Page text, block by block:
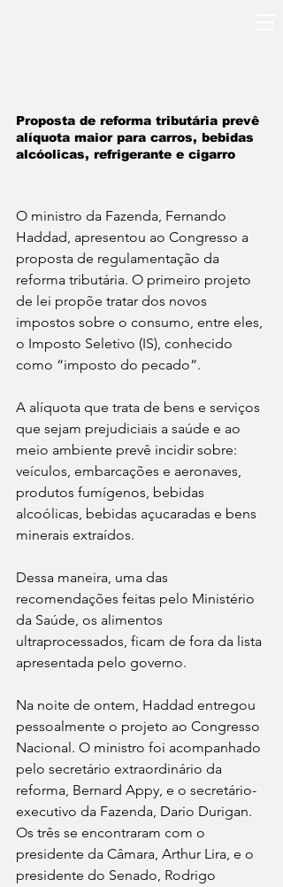
Proposta de reforma tributária prevê
alíquota maior para carros, bebidas
alcóolicas, refrigerante e cigarro
O ministro da Fazenda, Fernando
Haddad, apresentou ao Congresso a
proposta de regulamentação da
reforma tributária. O primeiro projeto
de lei propõe tratar dos novos
impostos sobre o consumo, entre eles,
o Imposto Seletivo (IS), conhecido
como “imposto do pecado”.
A alíquota que trata de bens e serviços
que sejam prejudiciais a saúde e ao
meio ambiente prevê incidir sobre:
veículos, embarcações e aeronaves,
produtos fumígenos, bebidas
alcoólicas, bebidas açucaradas e bens
minerais extraídos.
Dessa maneira, uma das
recomendações feitas pelo Ministério
da Saúde, os alimentos
ultraprocessados, ficam de fora da lista
apresentada pelo governo.
Na noite de ontem, Haddad entregou
pessoalmente o projeto ao Congresso
Nacional. O ministro foi acompanhado
pelo secretário extraordinário da
reforma, Bernard Appy, e o secretário-
executivo da Fazenda, Dario Durigan.
Os três se encontraram com o
presidente da Câmara, Arthur Lira, e o
presidente do Senado, Rodrigo